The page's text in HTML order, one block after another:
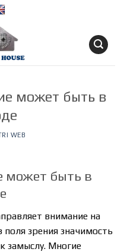
может быть в
WEB
может быть в
внимание на
поля зрения значимость
замыслу. Многие